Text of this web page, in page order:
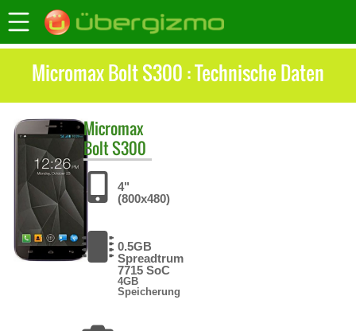
Micromax Bolt S300 : Technische Daten
Micromax
Bolt S300
4"
(800x480)
0.5GB
Spreadtrum
7715 SoC
4GB
Speicherung